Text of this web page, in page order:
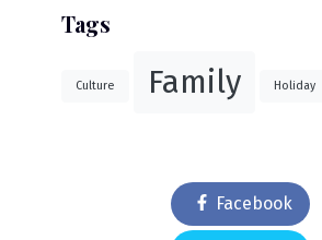
Tags
Culture Family Holiday
Facebook